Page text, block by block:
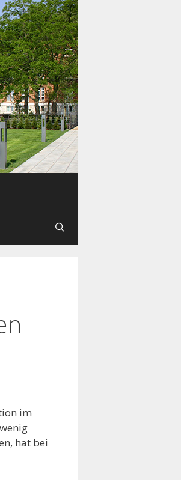
im
hat bei